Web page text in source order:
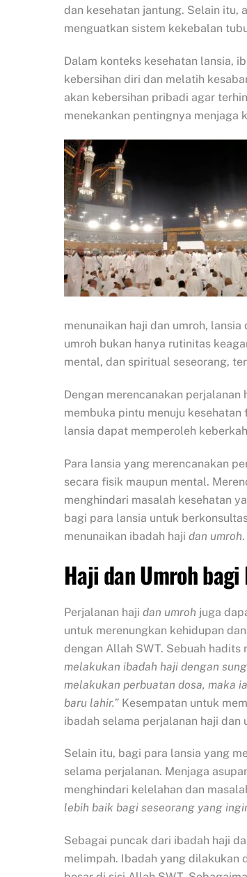
dan kesehatan jantung. Selain itu,
menguatkan sistem kekebalan
Dalam konteks kesehatan lansia,
kebersihan diri dan melatih
akan kebersihan pribadi agar
menekankan pentingnya menjaga
menunaikan haji dan umroh,
umroh bukan hanya rutinitas
mental, dan spiritual seseorang,
Dengan merencanakan perjalanan
membuka pintu menuju
lansia dapat memperoleh
Para lansia yang merencanakan
secara fisik maupun mental.
menghindari masalah kesehatan
bagi para lansia untuk
menunaikan ibadah haji dan umroh.
Haji dan Umroh bagi
Perjalanan haji dan umroh juga
untuk merenungkan kehidupan
dengan Allah SWT. Sebuah hadits
melakukan ibadah haji dengan
melakukan perbuatan dosa, maka
baru lahir.” Kesempatan untuk
ibadah selama perjalanan haji dan
Selain itu, bagi para lansia yang
selama perjalanan. Menjaga
menghindari kelelahan dan
lebih baik bagi seseorang yang
Sebagai puncak dari ibadah haji
melimpah. Ibadah yang dilakukan